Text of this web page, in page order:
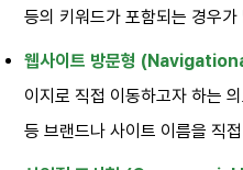
등의 키워드가 포함되는 경우가
웹사이트 방문형
이지로 직접 이동하고자 하는
등 브랜드나 사이트 이름을 직